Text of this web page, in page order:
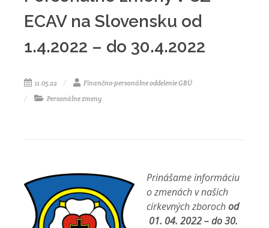
ECAV na Slovensku od
1.4.2022 – do 30.4.2022
11.05.22
Finančno-personálne oddelenie GBÚ
Personálne zmeny
Prinášame informáciu
o zmenách v našich
cirkevných zborochod
01. 04. 2022 – do 30.